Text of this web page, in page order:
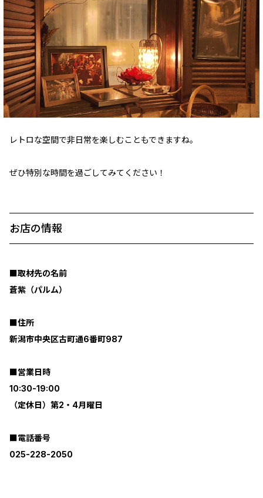
レトロな空間で非日常を楽しむこともできますね。
ぜひ特別な時間を過ごしてみてください！
お店の情報
■取材先の名前
蒼紫（パルム）
■住所
新潟市中央区古町通6番町987
■営業日時
10:30-19:00
（定休日）第2・4月曜日
■電話番号
025-228-2050